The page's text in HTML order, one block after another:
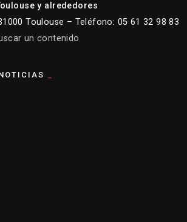
y alrededores
Toulouse – Teléfono: 05 61 32 98 83
un contenido